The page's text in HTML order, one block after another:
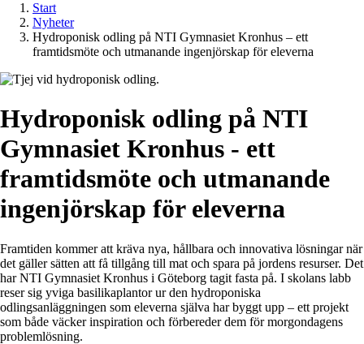
Start
Nyheter
Hydroponisk odling på NTI Gymnasiet Kronhus – ett
framtidsmöte och utmanande ingenjörskap för eleverna
Hydroponisk odling på NTI
Gymnasiet Kronhus - ett
framtidsmöte och utmanande
ingenjörskap för eleverna
Framtiden kommer att kräva nya, hållbara och innovativa lösningar när
det gäller sätten att få tillgång till mat och spara på jordens resurser. Det
har NTI Gymnasiet Kronhus i Göteborg tagit fasta på. I skolans labb
reser sig yviga basilikaplantor ur den hydroponiska
odlingsanläggningen som eleverna själva har byggt upp – ett projekt
som både väcker inspiration och förbereder dem för morgondagens
problemlösning.